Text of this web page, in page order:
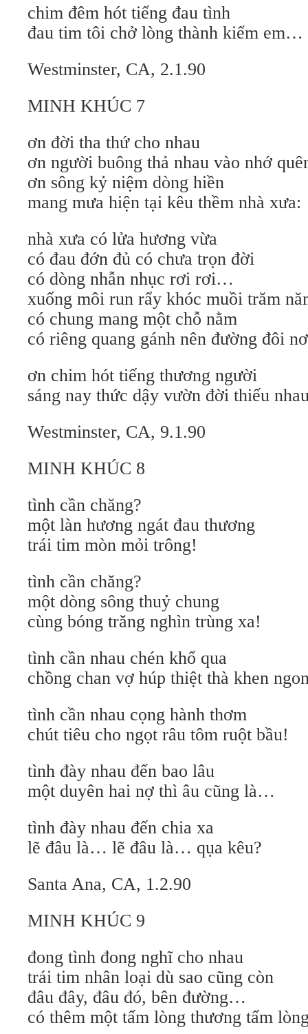
chim đêm hót tiếng đau tình
đau tim tôi chở lòng thành kiếm em…
Westminster, CA, 2.1.90
MINH KHÚC 7
ơn đời tha thứ cho nhau
ơn người buông thả nhau vào nhớ
ơn sông kỷ niệm dòng hiền
mang mưa hiện tại kêu thềm nhà xưa:
nhà xưa có lửa hương vừa
có đau đớn đủ có chưa trọn đời
có dòng nhẫn nhục rơi rơi…
xuống môi run rẩy khóc muồi trăm
có chung mang một chỗ nằm
có riêng quang gánh nên đường đôi
ơn chim hót tiếng thương người
sáng nay thức dậy vườn đời thiếu
Westminster, CA, 9.1.90
MINH KHÚC 8
tình cần chăng?
một làn hương ngát đau thương
trái tim mòn mỏi trông!
tình cần chăng?
một dòng sông thuỷ chung
cùng bóng trăng nghìn trùng xa!
tình cần nhau chén khổ qua
chồng chan vợ húp thiệt thà khen
tình cần nhau cọng hành thơm
chút tiêu cho ngọt râu tôm ruột bầu!
tình đày nhau đến bao lâu
một duyên hai nợ thì âu cũng là…
tình đày nhau đến chia xa
lẽ đâu là… lẽ đâu là… qụa kêu?
Santa Ana, CA, 1.2.90
MINH KHÚC 9
đong tình đong nghĩ cho nhau
trái tim nhân loại dù sao cũng còn
đâu đây, đâu đó, bên đường…
có thêm một tấm lòng thương tấm